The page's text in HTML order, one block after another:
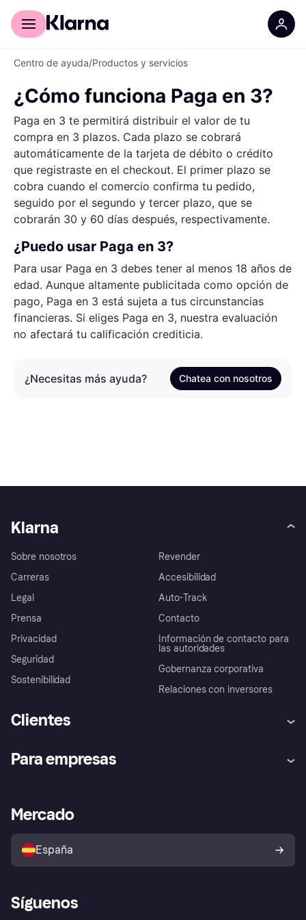
Comprar con Klarna
Centro de ayuda/Productos y servicios
¿Cómo funciona Paga en 3?
Paga en 3 te permitirá distribuir el valor de tu
compra en 3 plazos. Cada plazo se cobrará
automáticamente de la tarjeta de débito o crédito
que registraste en el checkout. El primer plazo se
cobra cuando el comercio confirma tu pedido,
seguido por el segundo y tercer plazo, que se
cobrarán 30 y 60 días después, respectivamente.
¿Puedo usar Paga en 3?
Para usar Paga en 3 debes tener al menos 18 años de
edad. Aunque altamente publicitada como opción de
pago, Paga en 3 está sujeta a tus circunstancias
financieras. Si eliges Paga en 3, nuestra evaluación
no afectará tu calificación crediticia.
¿Necesitas más ayuda? Chatea con nosotros
Klarna
Sobre nosotros
Carreras
Legal
Prensa
Privacidad
Seguridad
Sostenibilidad
Revender
Accesibilidad
Auto-Track
Contacto
Información de contacto para
las autoridades
Gobernanza corporativa
Relaciones con inversores
Clientes
Inicio de sesión
Directorio de tiendas
Política de protección al
comprador de Klarna
Reclamaciones
Para empresas
Acceso empresas
Mercado
España
Síguenos